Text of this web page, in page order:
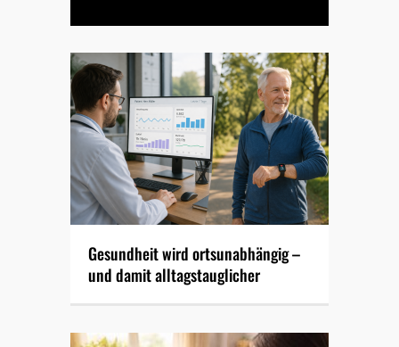
Gesundheit wird ortsunabhängig –
und damit alltagstauglicher